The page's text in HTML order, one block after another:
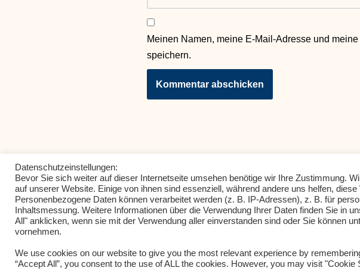
Meinen Namen, meine E-Mail-Adresse und
speichern.
AGB
Neve| Präsentiert vonWordPress
Datenschutzeinstellungen:
Bevor Sie sich weiter auf dieser Internetseite umsehen benötige wir Ihre Zustimmung.
auf unserer Website. Einige von ihnen sind essenziell, während andere uns helfen,
Personenbezogene Daten können verarbeitet werden (z. B. IP-Adressen), z. B. für
Inhaltsmessung. Weitere Informationen über die Verwendung Ihrer Daten finden Sie in
All" anklicken, wenn sie mit der Verwendung aller einverstanden sind oder Sie können
vornehmen.
We use cookies on our website to give you the most relevant experience by
“Accept All”, you consent to the use of ALL the cookies. However, you may visit